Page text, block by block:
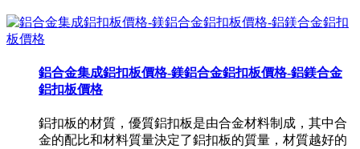
鋁合金集成鋁扣板價格-鎂鋁合金鋁扣板價格-鋁鎂合金
鋁扣板價格
鋁扣板的材質，優質鋁扣板是由合金材料制成，其中合
金的配比和材料質量決定了鋁扣板的質量，材質越好的